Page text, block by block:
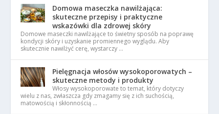
Domowa maseczka nawilżająca:
skuteczne przepisy i praktyczne
wskazówki dla zdrowej skóry
Domowe maseczki nawilżające to świetny sposób na poprawę
kondycji skóry i uzyskanie promiennego wyglądu. Aby
skutecznie nawilżyć cerę, wystarczy …
Pielęgnacja włosów wysokoporowatych –
skuteczne metody i produkty
Włosy wysokoporowate to temat, który dotyczy
wielu z nas, zwłaszcza gdy zmagamy się z ich suchością,
matowością i skłonnością …